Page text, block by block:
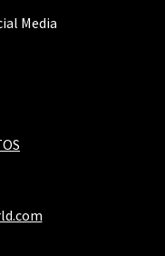
Media